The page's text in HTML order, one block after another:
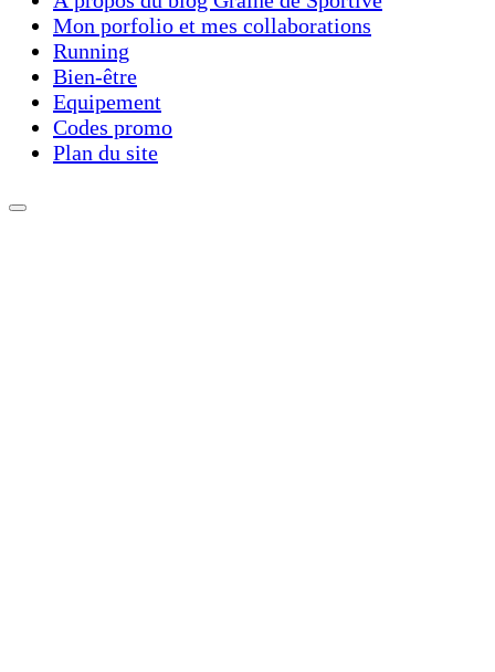
Mon porfolio et mes collaborations
Running
Bien-être
Equipement
Codes promo
Plan du site